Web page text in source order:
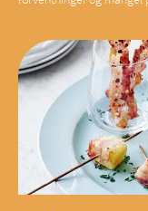
have konsekvenser for
sociale fællesskaber